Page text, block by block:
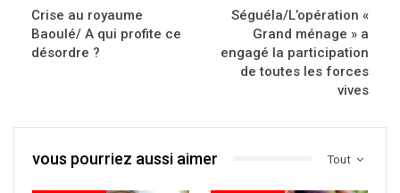
Crise au royaume
Baoulé/ A qui profite ce
désordre ?
Séguéla/L’opération «
Grand ménage » a
engagé la participation
de toutes les forces
vives
Tout
vous pourriez aussi aimer